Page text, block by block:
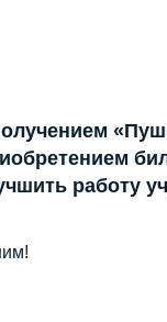
работу